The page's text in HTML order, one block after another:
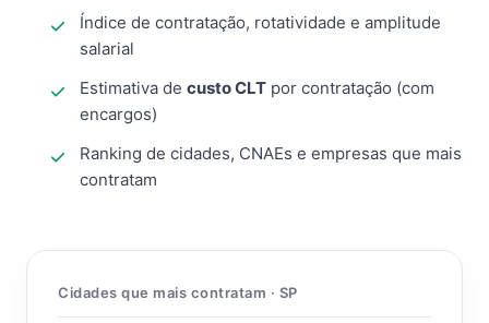
Índice de contratação, rotatividade e amplitude
salarial
Estimativa de custo CLT por contratação (com
encargos)
Ranking de cidades, CNAEs e empresas que mais
contratam
Cidades que mais contratam · SP